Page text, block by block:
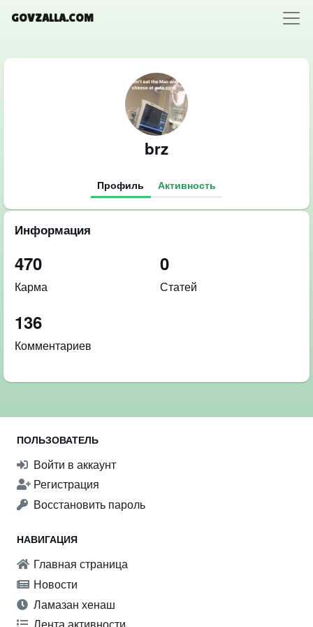
GOVZALLA.COM
brz
Профиль Активность
Информация
470
Карма
0
Статей
136
Комментариев
ПОЛЬЗОВАТЕЛЬ
Войти в аккаунт
Регистрация
Восстановить пароль
НАВИГАЦИЯ
Главная страница
Новости
Ламазан хенаш